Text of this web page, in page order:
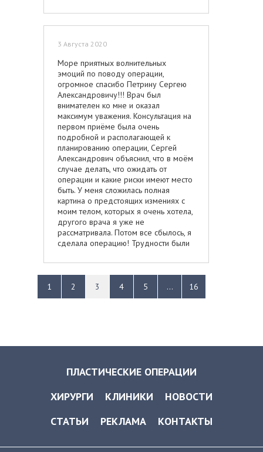
только найду лучшего специалиста! В
итоге - клинику выбирала по
бы пойти. Мне очень повезло с
Белым! Консультация у доктора
Белого прошла очень
профессионально и душевно. Он всё
подробно объяснил про операцию и
поддержал морально. Операция
прошла быстро, комфортно … на
следующий день уже меня отпустили
домой. Прошёл месяц, а швы уже
еле заметно, они стали бледно-
розовые, чувствую себя
великолепно…результат -
сногсшибательный., отметили
абсолютно все! Я не нарадуюсь …это
просто счастье какое-то!
3 Августа 2020
Море приятных волнительных
эмоций по поводу операции,
огромное спасибо Петрину Сергею
Александровичу!!! Врач был
внимателен ко мне и оказал
максимум уважения. Консультация на
первом приёме была очень
подробной и располагающей к
планированию операции, Сергей
Александрович объяснил, что в моём
случае делать, что ожидать от
операции и какие риски имеют место
быть. У меня сложилась полная
картина о предстоящих измениях с
моим телом, которых я очень хотела,
другого врача я уже не
рассматривала. Потом все сбылось, я
сделала операцию! Трудности были
двух месяцев после операции была
твердой, но на 4-й месяц стала
совсем мягкой, сейчас она выглядит
очень даже натурально и
1 2 3 4 5 ... 16
ПЛАСТИЧЕСКИЕ ОПЕРАЦИИ
ХИРУРГИ
КЛИНИКИ
НОВОСТИ
СТАТЬИ
РЕКЛАМА КОНТАКТЫ